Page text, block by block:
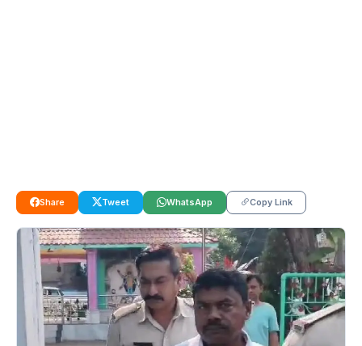
Share Tweet WhatsApp Copy Link